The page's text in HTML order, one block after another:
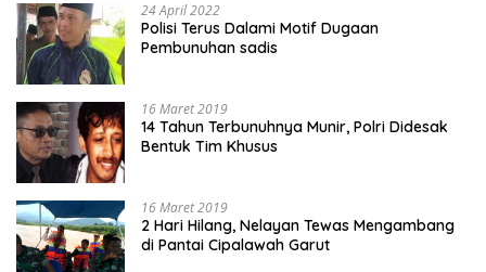
24 April 2022
Polisi Terus Dalami Motif Dugaan
Pembunuhan sadis
16 Maret 2019
14 Tahun Terbunuhnya Munir, Polri Didesak
Bentuk Tim Khusus
16 Maret 2019
2 Hari Hilang, Nelayan Tewas Mengambang
di Pantai Cipalawah Garut